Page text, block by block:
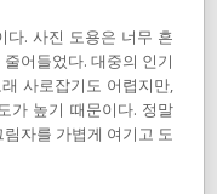
다. 사진 도용은 너무 흔
어들었다. 대중의 인기
사로잡기도 어렵지만,
가 높기 때문이다. 정말
자를 가볍게 여기고 도